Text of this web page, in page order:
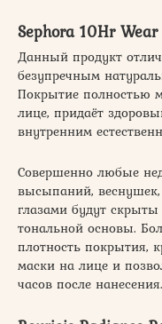
Sephora 10Hr
Данный продукт
безупречным
Покрытие полностью
лице, придаёт
внутренним
Совершенно любые
высыпаний,
глазами будут
тональной основы.
плотность покрытия,
маски на лице и
часов после нанесения.